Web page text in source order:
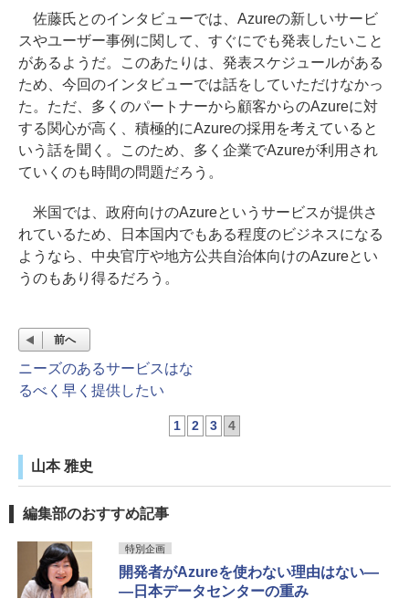
佐藤氏とのインタビューでは、Azureの新しいサービ
スやユーザー事例に関して、すぐにでも発表したいこと
があるようだ。このあたりは、発表スケジュールがある
ため、今回のインタビューでは話をしていただけなかっ
た。ただ、多くのパートナーから顧客からのAzureに対
する関心が高く、積極的にAzureの採用を考えていると
いう話を聞く。このため、多く企業でAzureが利用され
ていくのも時間の問題だろう。
米国では、政府向けのAzureというサービスが提供さ
れているため、日本国内でもある程度のビジネスになる
ようなら、中央官庁や地方公共自治体向けのAzureとい
うのもあり得るだろう。
前へ
ニーズのあるサービスはな
るべく早く提供したい
1 2 3 4
山本 雅史
編集部のおすすめ記事
特別企画
開発者がAzureを使わない理由はない―
―日本データセンターの重み